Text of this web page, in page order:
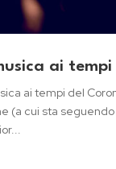
ai
ai tempi del
(a cui sta